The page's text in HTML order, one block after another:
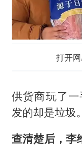
打开
供货商玩了一
发的却是垃圾。
查清楚后，李